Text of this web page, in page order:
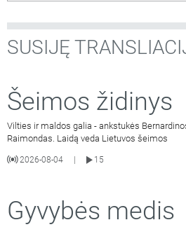
SUSIJĘ
Šeimos židinys
Vilties ir maldos galia - ankstukės
Raimondas. Laidą veda Lietuvos šeimos
2026-08-04
15
Gyvybės medis